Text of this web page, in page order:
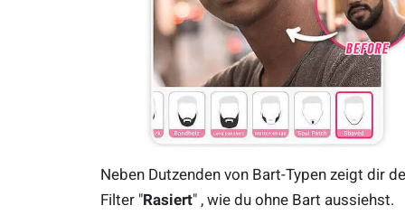
Neben Dutzenden von Bart-Typen zeigt dir
Filter "Rasiert" , wie du ohne Bart aussiehst.